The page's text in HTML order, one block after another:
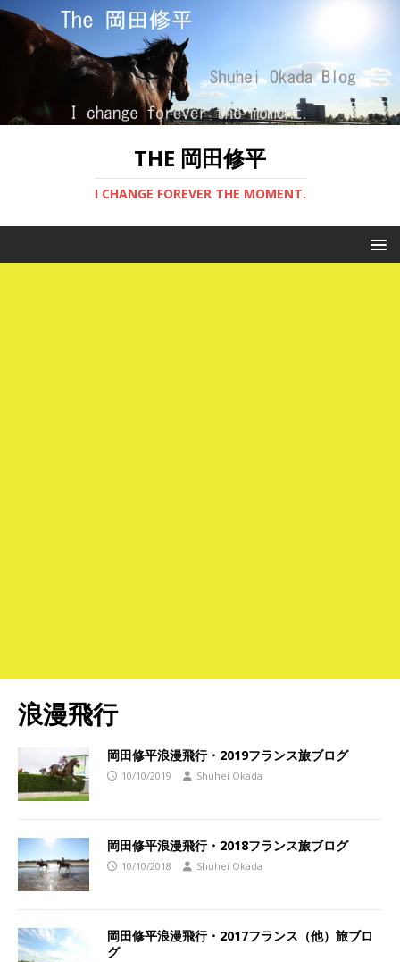
THE 岡田修平
I CHANGE FOREVER THE MOMENT.
浪漫飛行
岡田修平浪漫飛行・2019フランス旅ブログ
10/10/2019 Shuhei Okada
岡田修平浪漫飛行・2018フランス旅ブログ
10/10/2018 Shuhei Okada
岡田修平浪漫飛行・2017フランス（他）旅ブロ
グ